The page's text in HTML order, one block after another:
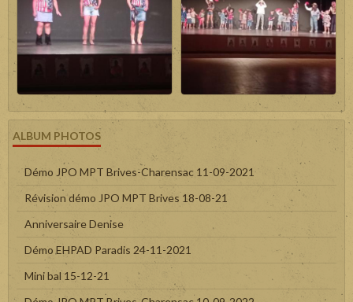
ALBUM PHOTOS
Démo JPO MPT Brives-Charensac 11-09-2021
Révision démo JPO MPT Brives 18-08-21
Anniversaire Denise
Démo EHPAD Paradis 24-11-2021
Mini bal 15-12-21